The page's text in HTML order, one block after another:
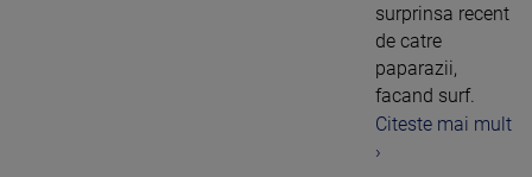
surprinsa recent
de catre
paparazii,
facand surf.
Citeste mai mult
›